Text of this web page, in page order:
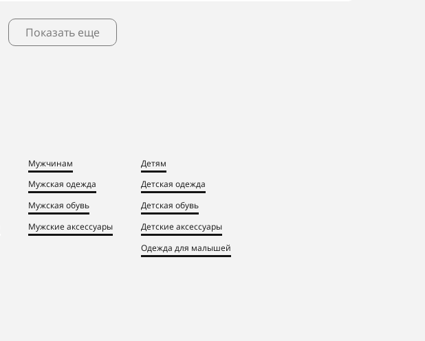
Показать еще
Мужчинам
Мужская одежда
Мужская обувь
Мужские аксессуары
Детям
Детская одежда
Детская обувь
Детские аксессуары
Одежда для малышей